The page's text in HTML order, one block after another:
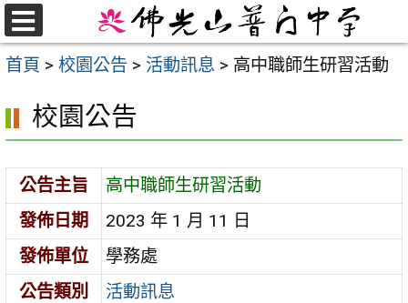
跳
至
主首頁 > 校園公告 > 活動訊息 > 高中職師生研習活動
校園公告
公告主旨
高中職師生研習活動
發佈日期
2023 年 1 月 11 日
發佈單位
學務處
公告類別
活動訊息
選
單